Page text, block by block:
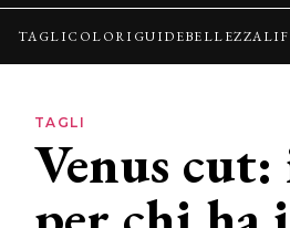
Guide
Lifestyle
TAGLICOLORI GUIDEBELLEZZA
TAGLI
Venus cut: